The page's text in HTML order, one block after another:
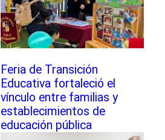
Feria de Transición
Educativa fortaleció el
vínculo entre familias y
establecimientos de
educación pública